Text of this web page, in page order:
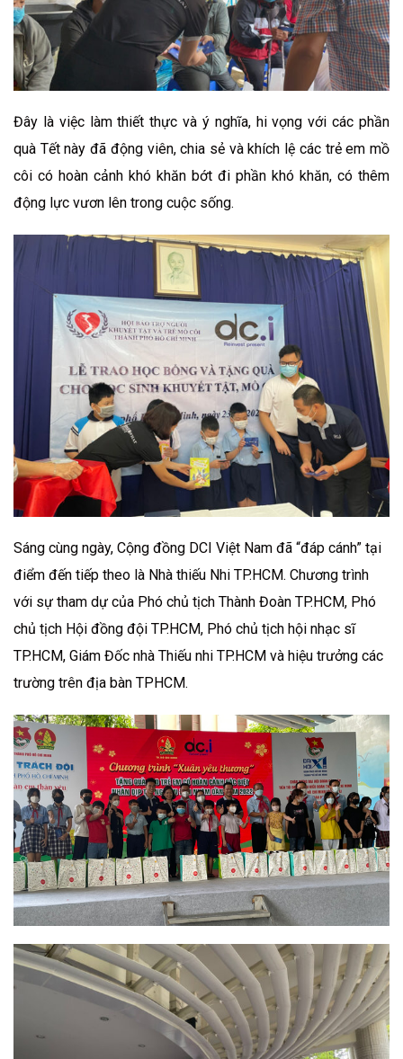
Đây là việc làm thiết thực và ý nghĩa, hi vọng với các phần
quà Tết này đã động viên, chia sẻ và khích lệ các trẻ em mồ
côi có hoàn cảnh khó khăn bớt đi phần khó khăn, có thêm
động lực vươn lên trong cuộc sống.
Sáng cùng ngày, Cộng đồng DCI Việt Nam đã “đáp cánh” tại
điểm đến tiếp theo là Nhà thiếu Nhi TP.HCM. Chương trình
với sự tham dự của Phó chủ tịch Thành Đoàn TP.HCM, Phó
chủ tịch Hội đồng đội TP.HCM, Phó chủ tịch hội nhạc sĩ
TP.HCM, Giám Đốc nhà Thiếu nhi TP.HCM và hiệu trưởng các
trường trên địa bàn TPHCM.